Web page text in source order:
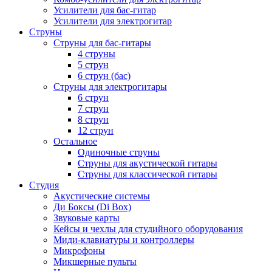
Усилители для бас-гитар
Усилители для электрогитар
Струны
Струны для бас-гитары
4 струны
5 струн
6 струн (бас)
Струны для электрогитары
6 струн
7 струн
8 струн
12 струн
Остальное
Одиночные струны
Струны для акустической гитары
Струны для классической гитары
Студия
Акустические системы
Ди Боксы (Di Box)
Звуковые карты
Кейсы и чехлы для студийного оборудования
Миди-клавиатуры и контроллеры
Микрофоны
Микшерные пульты